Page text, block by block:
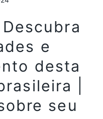
Descubra
e
desta
|
seu